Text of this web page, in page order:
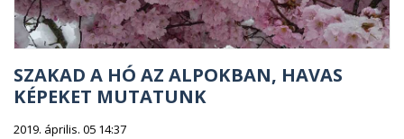
SZAKAD A HÓ AZ ALPOKBAN, HAVAS
KÉPEKET MUTATUNK
2019. április. 05 14:37